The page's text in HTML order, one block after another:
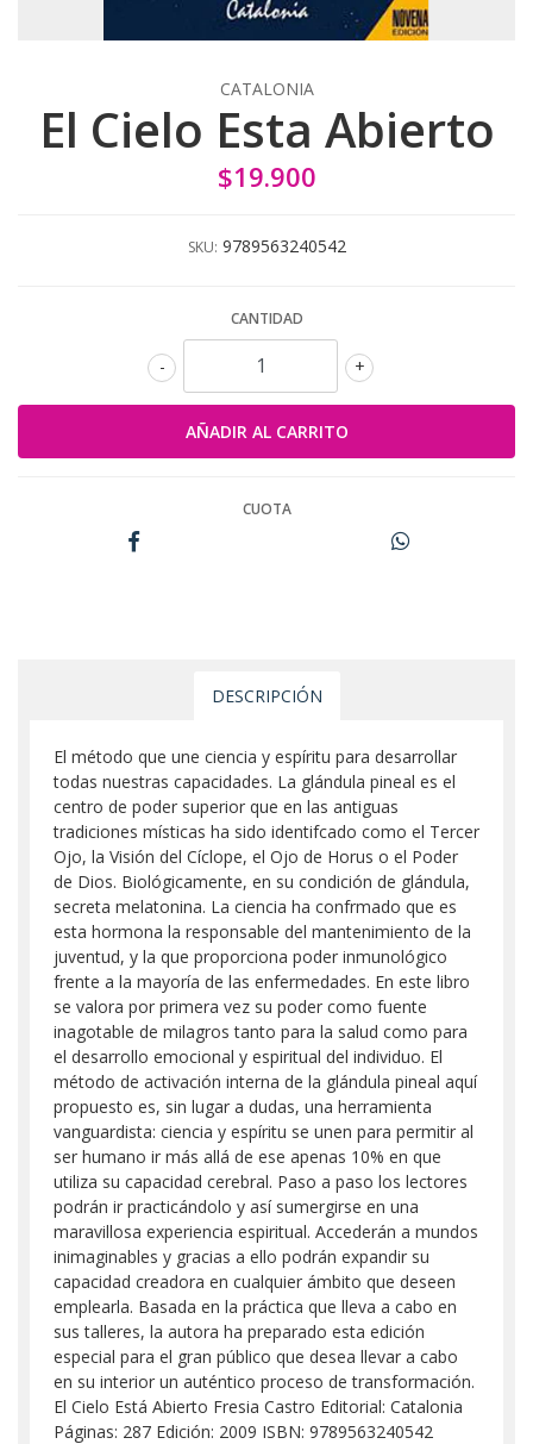
CATALONIA
El Cielo Esta Abierto
$19.900
SKU: 9789563240542
CANTIDAD
+
-
CUOTA
DESCRIPCIÓN
El método que une ciencia y espíritu para desarrollar
todas nuestras capacidades. La glándula pineal es el
centro de poder superior que en las antiguas
tradiciones místicas ha sido identifcado como el Tercer
Ojo, la Visión del Cíclope, el Ojo de Horus o el Poder
de Dios. Biológicamente, en su condición de glándula,
secreta melatonina. La ciencia ha confrmado que es
esta hormona la responsable del mantenimiento de la
juventud, y la que proporciona poder inmunológico
frente a la mayoría de las enfermedades. En este libro
se valora por primera vez su poder como fuente
inagotable de milagros tanto para la salud como para
el desarrollo emocional y espiritual del individuo. El
método de activación interna de la glándula pineal aquí
propuesto es, sin lugar a dudas, una herramienta
vanguardista: ciencia y espíritu se unen para permitir al
ser humano ir más allá de ese apenas 10% en que
utiliza su capacidad cerebral. Paso a paso los lectores
podrán ir practicándolo y así sumergirse en una
maravillosa experiencia espiritual. Accederán a mundos
inimaginables y gracias a ello podrán expandir su
capacidad creadora en cualquier ámbito que deseen
emplearla. Basada en la práctica que lleva a cabo en
sus talleres, la autora ha preparado esta edición
especial para el gran público que desea llevar a cabo
en su interior un auténtico proceso de transformación.
El Cielo Está Abierto Fresia Castro Editorial: Catalonia
Páginas: 287 Edición: 2009 ISBN: 9789563240542